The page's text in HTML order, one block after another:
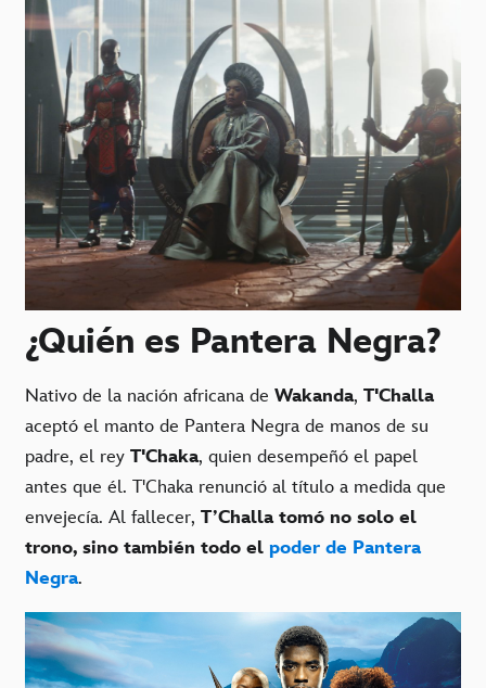
¿Quién es Pantera Negra?
Nativo de la nación africana de Wakanda, T'Challa
aceptó el manto de Pantera Negra de manos de su
padre, el rey T'Chaka, quien desempeñó el papel
antes que él. T'Chaka renunció al título a medida que
envejecía. Al fallecer, T’Challa tomó no solo el
trono, sino también todo el poder de Pantera
Negra.